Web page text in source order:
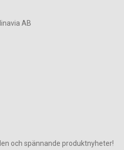
AB
och spännande produktnyheter!